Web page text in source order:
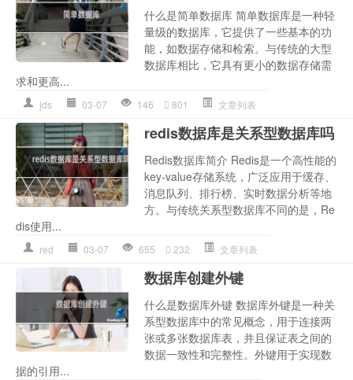
什么是简单数据库 简单数据库是一种轻
量级的数据库，它提供了一些基本的功
能，如数据存储和检索。与传统的大型
数据库相比，它具有更小的数据存储需
求和更高...
jds 03-07 146 801 文章列表
redis数据库是关系型数据库吗
Redis数据库简介 Redis是一个高性能的
key-value存储系统，广泛应用于缓存、
消息队列、排行榜、实时数据分析等地
方。与传统关系型数据库不同的是，Re
dis使用...
red 03-07 655 232 文章列表
数据库创建外键
什么是数据库外键 数据库外键是一种关
系型数据库中的常见概念，用于连接两
张或多张数据库表，并且保证表之间的
数据一致性和完整性。外键用于实现数
据的引用...